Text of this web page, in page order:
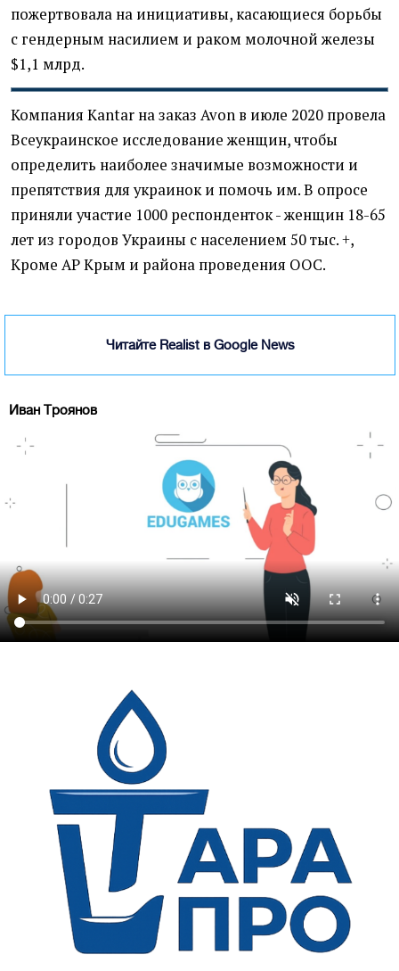
пожертвовала на инициативы, касающиеся борьбы
с гендерным насилием и раком молочной железы
$1,1 млрд.
Компания Kantar на заказ Avon в июле 2020 провела
Всеукраинское исследование женщин, чтобы
определить наиболее значимые возможности и
препятствия для украинок и помочь им. В опросе
приняли участие 1000 респонденток - женщин 18-65
лет из городов Украины с населением 50 тыс. +,
Кроме АР Крым и района проведения ООС.
Читайте Realist в Google News
Иван Троянов